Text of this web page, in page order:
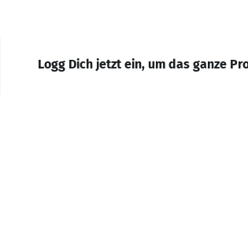
Logg Dich jetzt ein, um das ganze